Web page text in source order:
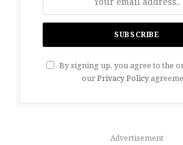
By signing up, you agree to the
ourPrivacy Policy
Advertisement